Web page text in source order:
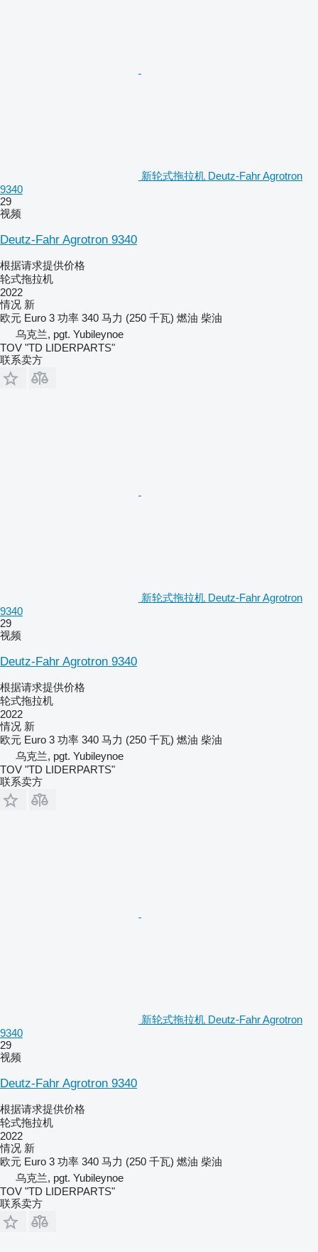
新轮式拖拉机 Deutz-Fahr Agrotron
9340
29
视频
Deutz-Fahr Agrotron 9340
根据请求提供价格
轮式拖拉机
2022
情况 新
欧元 Euro 3 功率 340 马力 (250 千瓦) 燃油 柴油
乌克兰, pgt. Yubileynoe
TOV "TD LIDERPARTS"
联系卖方
新轮式拖拉机 Deutz-Fahr Agrotron
9340
29
视频
Deutz-Fahr Agrotron 9340
根据请求提供价格
轮式拖拉机
2022
情况 新
欧元 Euro 3 功率 340 马力 (250 千瓦) 燃油 柴油
乌克兰, pgt. Yubileynoe
TOV "TD LIDERPARTS"
联系卖方
新轮式拖拉机 Deutz-Fahr Agrotron
9340
29
视频
Deutz-Fahr Agrotron 9340
根据请求提供价格
轮式拖拉机
2022
情况 新
欧元 Euro 3 功率 340 马力 (250 千瓦) 燃油 柴油
乌克兰, pgt. Yubileynoe
TOV "TD LIDERPARTS"
联系卖方